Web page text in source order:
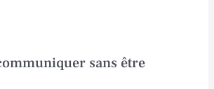
sans être